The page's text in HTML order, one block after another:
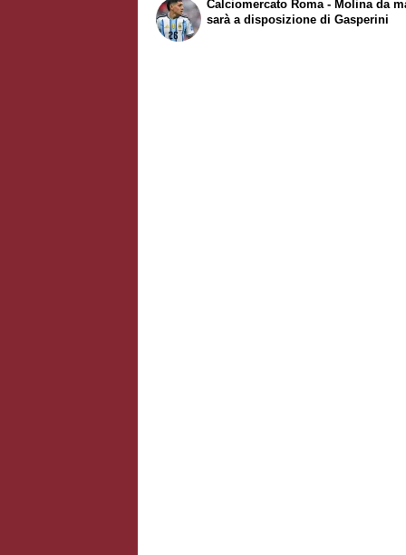
Calciomercato Roma - Molina da
sarà a disposizione di Gasperini